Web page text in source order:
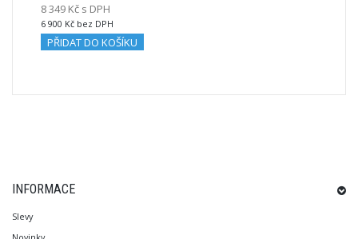
8 349 Kč s DPH
6 900 Kč bez DPH
PŘIDAT DO KOŠÍKU
INFORMACE
Slevy